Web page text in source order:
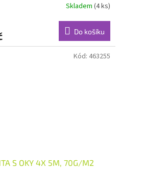
Skladem (4 ks)
Do košíku
S OKY 4X 5M, 70G/M2
Kód: 463255